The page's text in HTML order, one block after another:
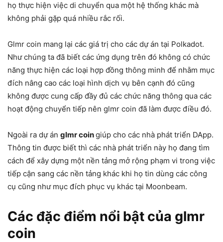
họ thực hiện việc di chuyển qua một hệ thống khác mà
không phải gặp quá nhiều rắc rối.
Glmr coin mang lại các giá trị cho các dự án tại Polkadot.
Như chúng ta đã biết các ứng dụng trên đó không có chức
năng thực hiện các loại hợp đồng thông minh để nhằm mục
đích nâng cao các loại hình dịch vụ bên cạnh đó cũng
không được cung cấp đầy đủ các chức năng thông qua các
hoạt động chuyển tiếp nên glmr coin đã làm được điều đó.
Ngoài ra dự án glmr coingiúp cho các nhà phát triển DApp.
Thông tin được biết thì các nhà phát triển này họ đang tìm
cách để xây dựng một nền tảng mở rộng phạm vi trong việc
tiếp cận sang các nền tảng khác khi họ tin dùng các công
cụ cũng như mục đích phục vụ khác tại Moonbeam.
Các đặc điểm nổi bật của glmr
coin